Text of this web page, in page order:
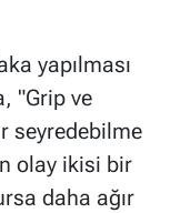
yapılması
"Grip ve
seyredebilme
olay ikisi bir
daha ağır